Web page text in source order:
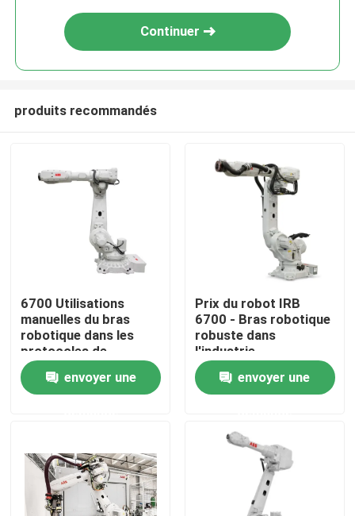
Produits
Continuer
produits recommandés
6700 Utilisations
manuelles du bras
robotique dans les
protocoles de
programmation
industrielsenvoyer une
Prix du robot IRB
6700 - Bras robotique
robuste dans
l'industrie
envoyer une